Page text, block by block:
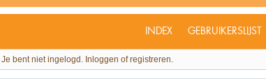
INDEX GEBRUIKERSLIJST
Je bent niet ingelogd. Inloggen of registreren.